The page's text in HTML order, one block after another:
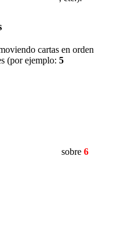
cartas en orden
(por ejemplo: 5
sobre 6